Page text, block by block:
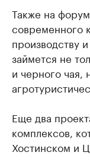
Также на
современного
производству
займется не
и черного чая,
Еще два
комплексов,
Хостинском и